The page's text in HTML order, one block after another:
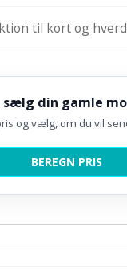
til kort og
din gamle
og vælg, om du vil
BEREGN PRIS